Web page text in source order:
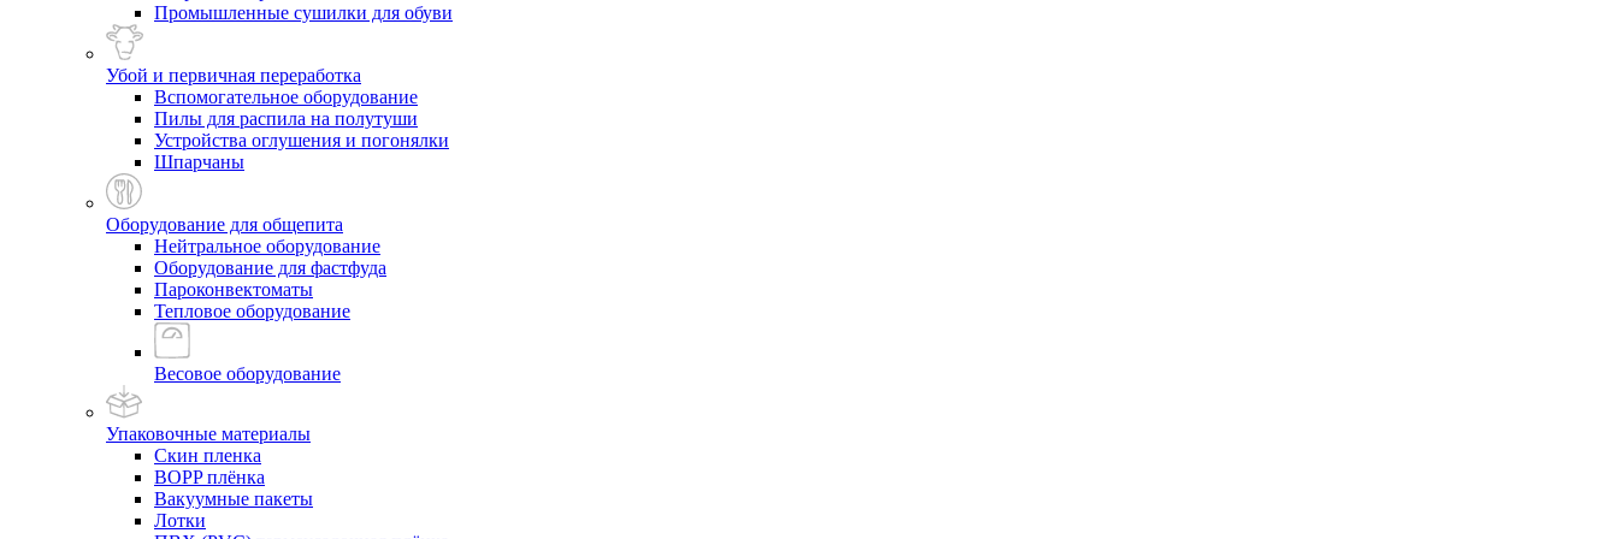
Промышленные сушилки для обуви
Убой и первичная переработка
Вспомогательное оборудование
Пилы для распила на полутуши
Устройства оглушения и погонялки
Шпарчаны
Оборудование для общепита
Нейтральное оборудование
Оборудование для фастфуда
Пароконвектоматы
Тепловое оборудование
Весовое оборудование
Упаковочные материалы
Скин пленка
BOPP плёнка
Вакуумные пакеты
Лотки